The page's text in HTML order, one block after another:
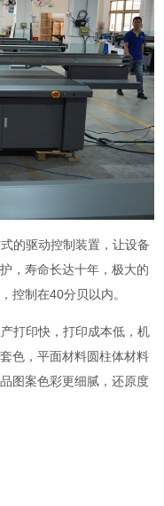
的驱动控制装置，让设备
，寿命长达十年，极大的
控制在40分贝以内。
打印快，打印成本低，机
色，平面材料圆柱体材料
图案色彩更细腻，还原度